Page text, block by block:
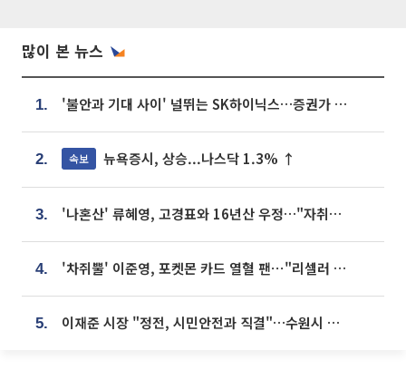
많이 본 뉴스
1. '불안과 기대 사이' 널뛰는 SK하이닉스…증권가 "HBM4·LTA 기반 펀터멘털 견고"
2. 속보 뉴욕증시, 상승...나스닥 1.3% ↑
3. '나혼산' 류혜영, 고경표와 16년산 우정…"자취방서 부모님과 마주쳐"
4. '차쥐뿔' 이준영, 포켓몬 카드 열혈 팬⋯"리셀러 처단할 것"
5. 이재준 시장 "정전, 시민안전과 직결"…수원시 비상대응체계 가동